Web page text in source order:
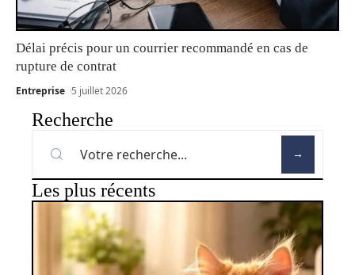
Délai précis pour un courrier recommandé en cas de
rupture de contrat
Entreprise 5 juillet 2026
Recherche
Les plus récents